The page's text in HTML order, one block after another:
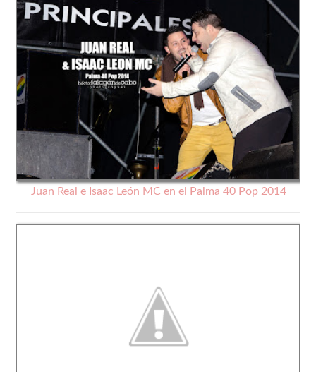
Juan Real e Isaac León MC en el Palma 40 Pop 2014